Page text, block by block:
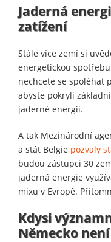
Jaderná
zatížení
Stále více zemí si
energetickou
nechcete se spoléhat
abyste pokryli
jaderné energii.
A tak Mezinárodní
a stát Belgie pozvaly
budou zástupci 30
jaderná energie
mixu v Evropě.
Kdysi
Německo